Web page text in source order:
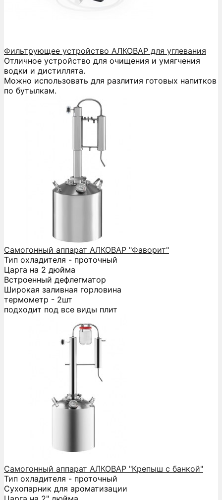
Фильтрующее устройство АЛКОВАР для углевания
Отличное устройство для очищения и умягчения
водки и дистиллята.
Можно использовать для разлития готовых напитков
по бутылкам.
Самогонный аппарат АЛКОВАР "Фаворит"
Тип охладителя - проточный
Царга на 2 дюйма
Встроенный дефлегматор
Широкая заливная горловина
термометр - 2шт
подходит под все виды плит
Самогонный аппарат АЛКОВАР "Крепыш с банкой"
Тип охладителя - проточный
Сухопарник для ароматизации